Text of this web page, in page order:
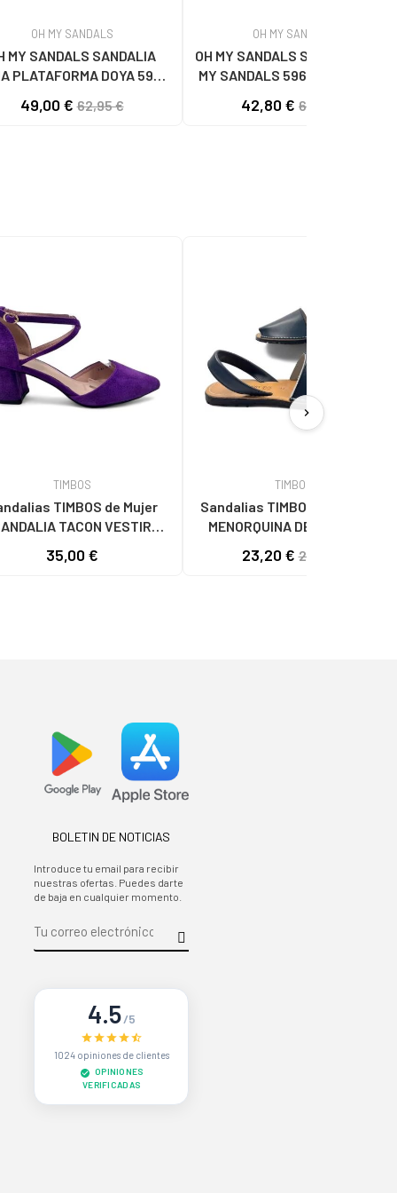
OH MY SANDALS
MY SANDALS SANDALIA
PLATAFORMA DOYA 5993
49,00 €62,95 €
OH MY SANDALS
OH MY SANDALS SANDALIAS OH
MY SANDALS 5961-DO90 DOYA
42,80 € 62,95 €
TIMBOS
TIMBOS de Mujer
TACON VESTIR
35,00 €
TIMBOS
Sandalias TIMBOS de Hombre
MENORQUINA DE PIEL PARA
23,20 €29,00 €
chevron_right
BOLETIN DE NOTICIAS
Introduce tu email para recibir
nuestras ofertas. Puedes darte
de baja en cualquier momento.
4.5/5
1024 opiniones de clientes
OPINIONES
VERIFICADAS